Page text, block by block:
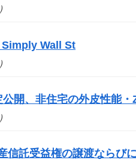
Simply Wall St
開、非住宅の外皮性能
信託受益権の譲渡ならび